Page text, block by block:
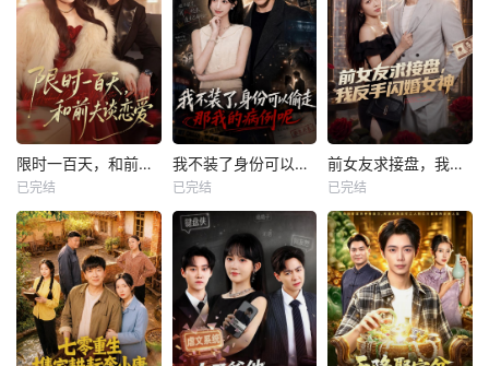
限时一百天，和前夫谈恋爱
已完结
我不装了身份可以偷走那我的病例呢
已完结
前女友求接盘，我反手闪婚女神
已完结